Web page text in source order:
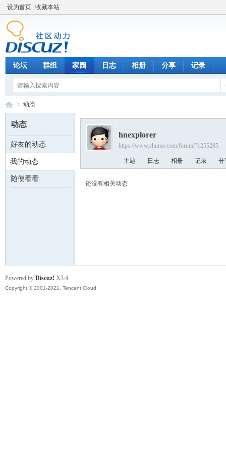
设为首页 收藏本站
论坛 群组 家园 日志 相册 分享 记录
数 ›
动态
动态
好友的动态
我的动态
随便看看
hnexplorer
https://www.shumo.com/forum/?1255285
主题 日志 相册 记录 分
还没有相关动态
Powered by Discuz! X3.4
Copyright © 2001-2021, Tencent Cloud.